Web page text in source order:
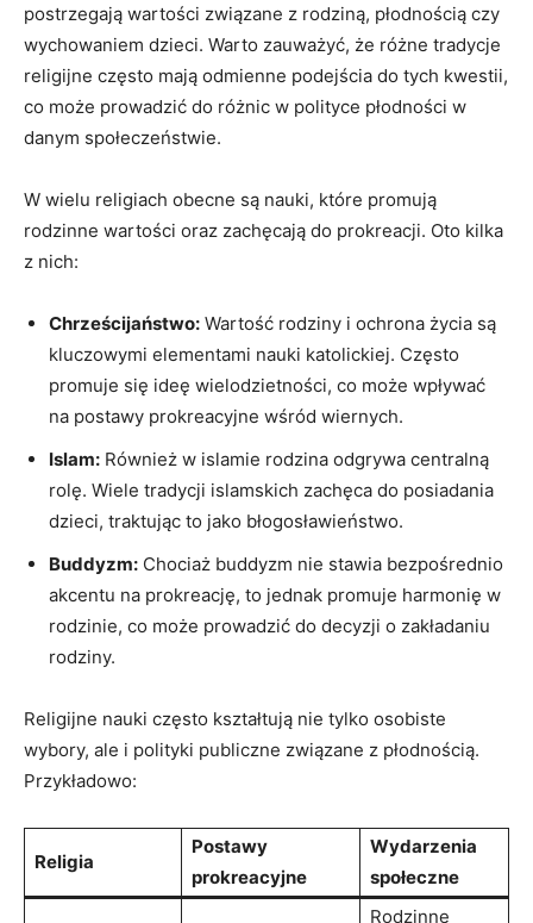
postrzegają wartości związane z rodziną, ​płodnością czy
wychowaniem dzieci. Warto zauważyć, że różne⁤ tradycje
religijne ​często‍ mają odmienne podejścia do tych kwestii,
co ⁢może prowadzić do różnic w polityce⁤ płodności⁣ w
danym społeczeństwie.
W wielu religiach obecne są nauki, które promują
rodzinne wartości ‌oraz zachęcają do prokreacji. Oto kilka
z nich:
Chrześcijaństwo: Wartość rodziny⁣ i ochrona życia są
kluczowymi elementami nauki ⁢katolickiej.‍ Często
promuje się⁣ ideę wielodzietności, co może wpływać
na postawy prokreacyjne wśród wiernych.
Islam: Również ​w islamie rodzina odgrywa centralną
rolę.⁣ Wiele tradycji islamskich ⁤zachęca ⁢do‌ posiadania
dzieci, traktując ‍to jako błogosławieństwo.
Buddyzm: Chociaż buddyzm nie stawia bezpośrednio
akcentu na prokreację, to jednak​ promuje ‌harmonię w
rodzinie,‍ co może prowadzić do decyzji⁤ o zakładaniu
rodziny.
Religijne nauki często kształtują nie tylko osobiste⁢
wybory, ale i polityki publiczne związane z płodnością.
Przykładowo:
Religia
Postawy
prokreacyjne
Wydarzenia
społeczne
Rodzinne⁤